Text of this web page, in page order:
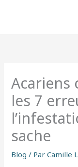
Acariens
les 7
sache
Blog / ParCamille